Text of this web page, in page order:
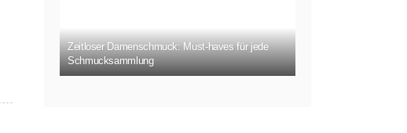
Zeitloser Damenschmuck: Must-haves für jede
Schmucksammlung